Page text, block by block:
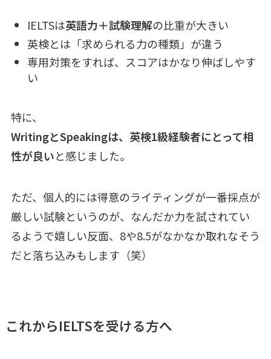
IELTSは英語力＋試験理解の比重が大きい
英検とは「求められる力の種類」が違う
専用対策をすれば、スコアはかなり伸ばしやす
い
特に、
WritingとSpeakingは、英検1級経験者にとって相
性が良いと感じました。
ただ、個人的には得意のライティングが一番採点が
厳しい試験というのが、なんだか力を試されてい
るようで嬉しい反面、8や8.5がなかなか取れなそう
だと落ち込みもします（笑）
これからIELTSを受ける方へ